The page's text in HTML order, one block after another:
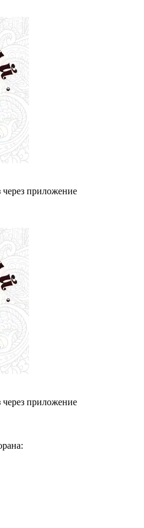
приложение
приложение